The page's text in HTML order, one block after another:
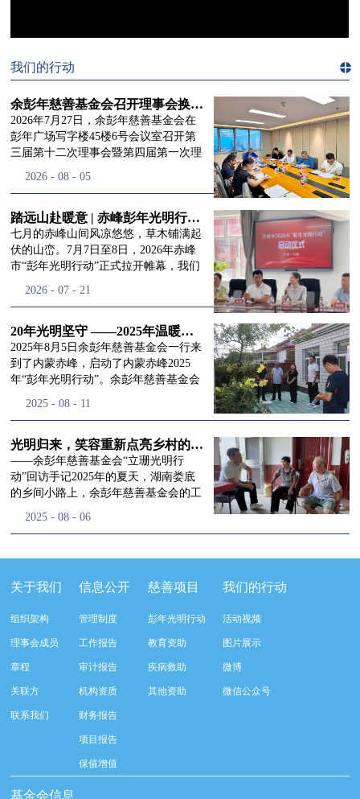
我们的行动
余彭年慈善基金会召开理事会换届会议
2026年7月27日，余彭年慈善基金会在
彭年广场写字楼45楼6号会议室召开第
三届第十二次理事会暨第四届第一次理
徐滨先生；副理事长兼秘书长彭志兵先
生、李玲辉先生、郭启兴先生及梅鑫先
生，现场列席人员:监事孙海跃先生，联
合党支部书记曾层同志。本次会议由理
事长徐滨主持，会议出席人数超过理事
换届会议严格按照基金会章程规定流程
同回顾了基金会过往任期内在助学兴
教、医疗救助、公益事业普惠等多个领
域深耕耕耘的公益历程，充分肯定了第
三届理事会全体成员多年来接续付出的
民、济世利人"的慈善理念所做出的突
流程，完成了新一届治理层的选举任
命，全新的第四届理事会正式组建完
成：选举彭志兵、徐滨、彭新英、李
栋、李玲辉、郭启兴、梅鑫为余彭年慈
余彭年慈善基金会第四届理事会监事。
徐滨先生当选余彭年慈善基金会第四届
先生依次为新一任理事长徐滨先生及秘
新起点上，基金会将始终坚守创立初
心，继续沿着余彭年先生的慈善足迹稳
步前行：一方面将持续巩固已有的品牌
公益项目优势，把帮扶资源更精准地向
索适配新时代公益环境的创新路径，联
动更多社会爱心力量，搭建更透明、更
阔的角落，用实际行动践行"取之于社
会、用之于社会"的公益承诺。未来，
余彭年慈善基金会将在新一届理事会的
带领下，以更饱满的热忱投身公益慈善
2026 - 08 - 05
踏远山赴暖意 | 赤峰彭年光明行动启程，入户回访接住乡亲眼底的光亮
七月的赤峰山间风凉悠悠，草木铺满起
伏的山峦。7月7日至8日，2026年赤峰
市“彭年光明行动”正式拉开帷幕，我们
土地，赴一场延续了二十一年的光明之
残联唐婷婷理事长到场参与本次启动活
动，由衷肯定了基金会坚持二十一年深
耕光明帮扶的坚守，也向长久奔走推进
项目的我们表达了谢意。二十一年时光
市与县域，一趟趟奔赴偏远地区，只为
景，这份认可，也让我们更加笃定前行
的脚步。启动仪式落幕之后，我们没有
即刻返程，联合赤峰市残联的工作人
员、专业医护队伍走入乡间小路，随机
小路弯弯曲曲，两边是繁茂的林木，我
家中。简朴的乡村民居陈设简单，老人
往日家中大大小小的农活，全都压在了
老伴一人肩上。此前季爷爷的左眼早已
彻底失明，卧床的日子里视野一片昏
暗，行动受限再加上双目近乎失明，老
人常常对往后的生活满心忧虑。得益于
去年项目开展的右眼手术，如今他的右
眼重获视力，平日里能够看清手机屏
幕，简单的日常起居也可以自己打理不
少。聊天的时候季爷爷语气满是庆
幸：“本来走路就不利索，要是双眼都
看不见，真的不敢设想往后的日子。现
2026 - 07 - 21
20年光明坚守 ——2025年温暖启程“彭年光明行动”内蒙赤峰
2025年8月5日余彭年慈善基金会一行来
到了内蒙赤峰，启动了内蒙赤峰2025
年“彭年光明行动”。余彭年慈善基金会
欣以及余彭年慈善基金会志愿者姜颖妍
峰市残联理事长孙德欣对我们“彭年光
明行动”给予了高度的肯定，他表示“彭
年光明行动”不仅仅是帮助白内障患者
恢复光明，最重要的是减轻了患者家庭
事业的生动体现。随后余彭年慈善基金
光明行动”在内蒙的点点滴滴，并希望
覆盖，加强术后随访与科普宣传，同时
仪式后余彭年慈善基金会一行实地探访
了项目实施的一线情况，详细了解了患
流程就诊环节。 探访结束后，我们一行
开始对参与项目的患者进行了随机的回
项目的患者进行了随机的回访。居住在
松山区三道井子村的王奶奶左眼一直视
检查治疗。村里的赵书记在走访过程中
2025 - 08 - 11
光明归来，笑容重新点亮乡村的角落
——余彭年慈善基金会“立珊光明行
动”回访手记2025年的夏天，湖南娄底
的乡间小路上，余彭年慈善基金会的工
着一份特别的牵挂，走进了一个个普通
曾经被白内障困扰的老人，在接受
发生了怎样的变化。“现在能看清菜苗
来到涟源市渡头塘乡洪家村。72岁的曾
爷爷正在自家菜地里忙碌。他曾是村里
见，另一只眼睛的视力也越来越差。以
前，他看不清鱼塘的水位，也分不清菜
术后，眼睛亮堂多了！”老人笑着说。
现在，他能清楚地看到鱼塘里鱼儿游动
杂草。尽管手部有残疾，但他在田埂上
2025 - 08 - 06
们的行
动
道>>
关于我们
组织架构
理事会成员
章程
关联方
联系我们
信息公开
管理制度
工作报告
审计报告
机构资质
财务报告
项目报告
保值增值
慈善项目
彭年光明行动
教育资助
疾病救助
其他资助
我们的行动
活动视频
图片展示
微博
微信公众号
基金会信息